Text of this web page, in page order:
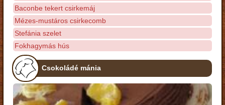
Baconbe tekert csirkemáj
Mézes-mustáros csirkecomb
Stefánia szelet
Fokhagymás hús
Csokoládé mánia